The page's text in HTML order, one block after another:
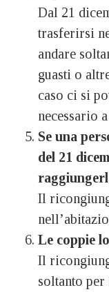
Dal 21
trasferirsi
andare
guasti o
caso ci si
necessario
Se una
del 21
Il
Le coppie
Il
soltanto per